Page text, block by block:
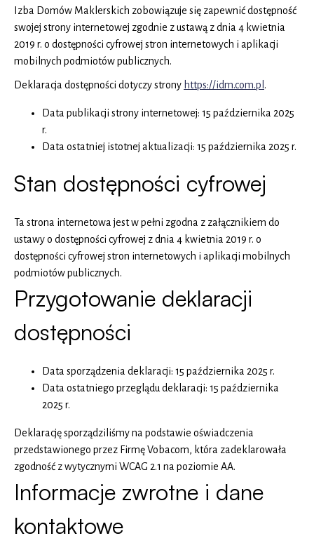
Izba Domów Maklerskich zobowiązuje się zapewnić dostępność
swojej strony internetowej zgodnie z ustawą z dnia 4 kwietnia
2019 r. o dostępności cyfrowej stron internetowych i aplikacji
mobilnych podmiotów publicznych.
Deklaracja dostępności dotyczy strony https://idm.com.pl Otworzy
w
karcie
.
Data publikacji strony internetowej: 15 października 2025
r.
Data ostatniej istotnej aktualizacji: 15 października 2025 r.
Stan dostępności cyfrowej
Ta strona internetowa jest w pełni zgodna z załącznikiem do
ustawy o dostępności cyfrowej z dnia 4 kwietnia 2019 r. o
dostępności cyfrowej stron internetowych i aplikacji mobilnych
podmiotów publicznych.
Przygotowanie deklaracji
dostępności
Data sporządzenia deklaracji: 15 października 2025 r.
Data ostatniego przeglądu deklaracji: 15 października
2025 r.
Deklarację sporządziliśmy na podstawie oświadczenia
przedstawionego przez Firmę Vobacom, która zadeklarowała
zgodność z wytycznymi WCAG 2.1 na poziomie AA.
Informacje zwrotne i dane
kontaktowe